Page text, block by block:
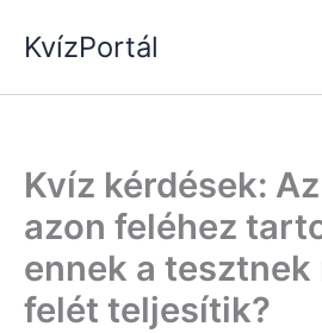
KvízPortál
Kvíz kérdések:
azon feléhez
ennek a tesztnek
felét teljesítik?